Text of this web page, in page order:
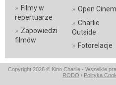
» Filmy w
repertuarze
» Zapowiedzi
filmów
» Open
» Charlie
Outside
» Fotorelacje
Copyright 2026 © Kino Charlie - Wszelkie
RODO / Polityka